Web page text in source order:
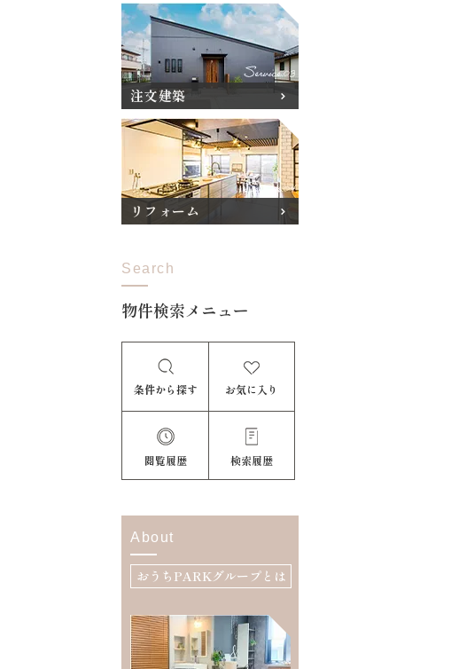
注文建築
リフォーム
Search
物件検索メニュー
条件から探す お気に入り
閲覧履歴 検索履歴
About
おうちPARKグループとは